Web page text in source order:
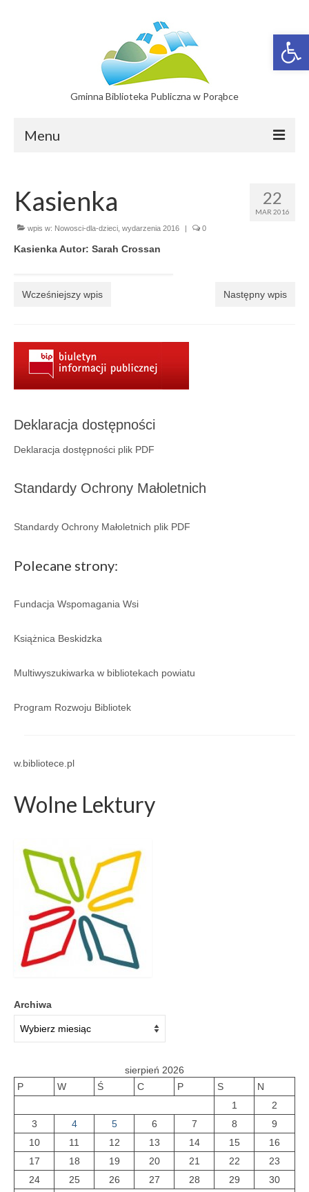
Gminna Biblioteka Publiczna w Porąbce
Menu
Filia w Bujakowie
Filia w Czańcu
Wydarzenia 2022
wydarzenia 2021
wydarzenia 2019
wydarzenia 2018
wydarzenia 2017
Klauzula informacyjna
w Porąbce.
Galeria 2023
Galeria 2021
Galeria 2020
Galeria 2019
Galeria 2018
O bibliotece
Historia
Wizja
Internet
Kontakt
Dane kontaktowe
22
MAR 2016
Kasienka
wpis w: Nowosci-dla-dzieci wydarzenia 2016 | 0
Kasienka Autor: Sarah Crossan
Wcześniejszy wpis Następny wpis
Deklaracja dostępności
Deklaracja dostępności plik PDF
Standardy Ochrony Małoletnich
Standardy Ochrony Małoletnich plik PDF
Polecane strony:
Fundacja Wspomagania Wsi
Książnica Beskidzka
Multiwyszukiwarka w bibliotekach powiatu
Program Rozwoju Bibliotek
w.bibliotece.pl
Wolne Lektury
Archiwa
sierpień 2026
P
W Ś C P S
N
1
2
3
4 5 6 7 8
9
10
11 12 13 14 15
16
17
18 19 20 21 22
23
24
25 26 27 28 29
30